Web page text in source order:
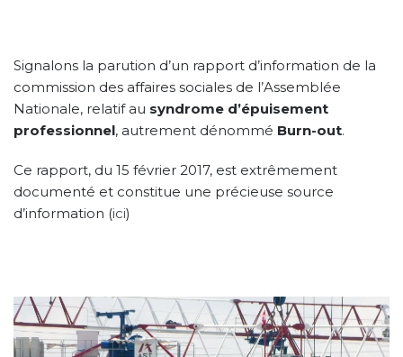
Signalons la parution d’un rapport d’information de la
commission des affaires sociales de l’Assemblée
Nationale, relatif au syndrome d’épuisement
professionnel, autrement dénommé Burn-out.
Ce rapport, du 15 février 2017, est extrêmement
documenté et constitue une précieuse source
d’information (ici)